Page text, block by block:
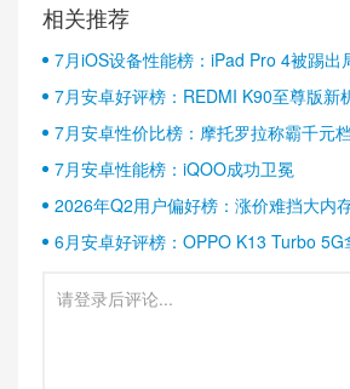
相关推荐
7月iOS设备性能榜：iPad Pro 4被踢出
7月安卓好评榜：REDMI K90至尊版新
半壁江山
7月安卓性价比榜：摩托罗拉称霸千元
7月安卓性能榜：iQOO成功卫冕
2026年Q2用户偏好榜：涨价难挡大内
6月安卓好评榜：OPPO K13 Turbo 5G